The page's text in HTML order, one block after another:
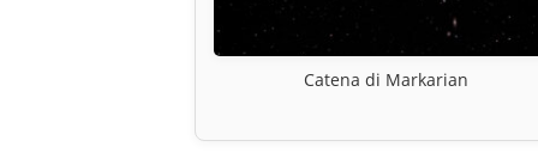
Catena di Markarian